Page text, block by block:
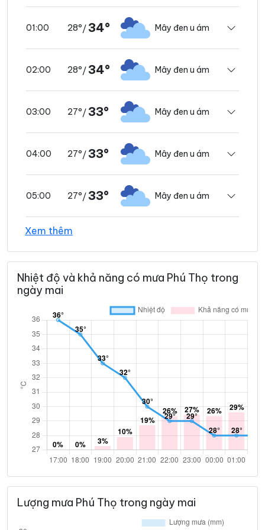
01:00 28°/ 34° Mây đen u ám
02:00 28°/ 34° Mây đen u ám
03:00 27°/ 33° Mây đen u ám
04:00 27°/ 33° Mây đen u ám
05:00 27°/ 33° Mây đen u ám
06:00 27°
07:00 28°/35° Mây đen u ám
08:00 30°/36° Mây rải rác
09:00 32°/38° Trời ít mây
10:00 33°/41° Trời ít mây
11:00 34°/42° Trời ít mây
12:00 35° 43° Mây đen u ám
Xem thêm
Nhiệt độ và khả năng có mưa Phú Thọ trong
ngày mai
Lượng mưa Phú Thọ trong ngày mai